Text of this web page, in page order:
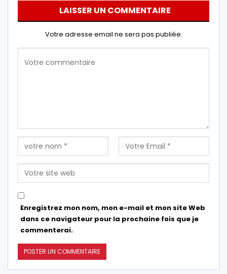
LAISSER UN COMMENTAIRE
Votre adresse email ne sera pas publiée.
Enregistrez mon nom, mon e-mail et mon site Web
dans ce navigateur pour la prochaine fois que je
commenterai.